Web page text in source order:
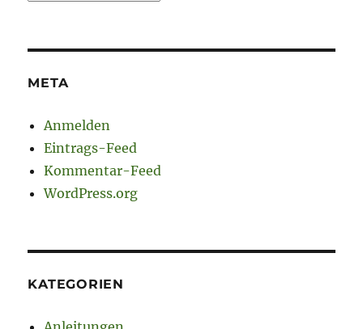
META
Anmelden
Eintrags-Feed
Kommentar-Feed
WordPress.org
KATEGORIEN